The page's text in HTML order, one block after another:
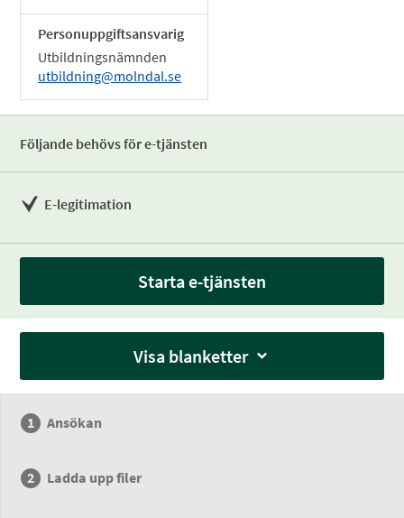
Personuppgiftsansvarig
Utbildningsnämnden
utbildning@molndal.se
Följande behövs för e-tjänsten
E-legitimation
Starta e-tjänsten
Visa blanketter
Ansökan
Ladda upp filer